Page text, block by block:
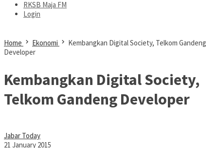
RKSB Maja FM
Login
Home Ekonomi
Kembangkan Digital Society, Telkom Gandeng
Developer
Kembangkan Digital Society,
Telkom Gandeng Developer
Jabar Today
21 January 2015